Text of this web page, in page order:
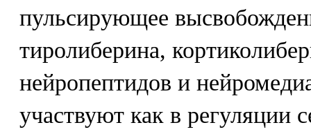
пульсирующее
тиролиберина,
нейропептидов и
участвуют как в регуляции